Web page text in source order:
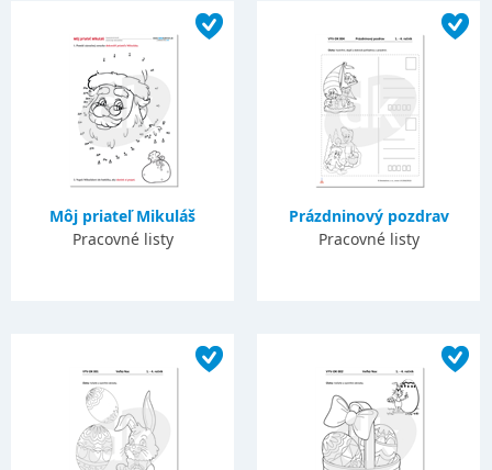
Môj priateľ Mikuláš
Pracovné listy
Prázdninový pozdrav
Pracovné listy